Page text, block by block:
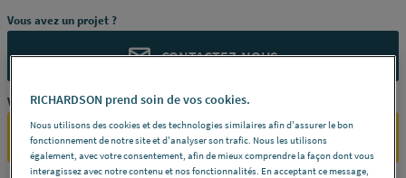
Vous avez un projet ?
CONTACTEZ-NOUS
Vous êtes un professionnel ?
SE CONNECTER
RICHARDSON prend soin de vos cookies.
Nous utilisons des cookies et des technologies similaires afin d'assurer le bon
fonctionnement de notre site et d'analyser son trafic. Nous les utilisons
également, avec votre consentement, afin de mieux comprendre la façon dont vous
interagissez avec notre contenu et nos fonctionnalités. En acceptant ce message,